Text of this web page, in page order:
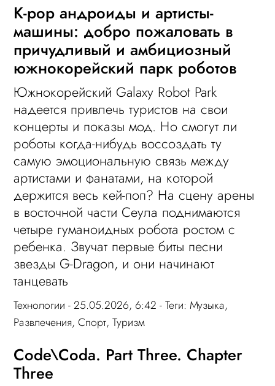
К-pop андроиды и артисты-
машины: добро пожаловать в
причудливый и амбициозный
южнокорейский парк роботов
Южнокорейский Galaxy Robot Park
надеется привлечь туристов на свои
концерты и показы мод. Но смогут ли
роботы когда-нибудь воссоздать ту
самую эмоциональную связь между
артистами и фанатами, на которой
держится весь кей-поп? На сцену арены
в восточной части Сеула поднимаются
четыре гуманоидных робота ростом с
ребенка. Звучат первые биты песни
звезды G-Dragon, и они начинают
танцевать
Технологии - 25.05.2026, 6:42 - Теги:Музыка,
Развлечения,Спорт,Туризм
Code\Coda. Part Three. Chapter
Three